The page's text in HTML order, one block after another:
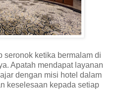
seronok ketika bermalam di
Apatah mendapat layanan
dengan misi hotel dalam
keselesaan kepada setiap